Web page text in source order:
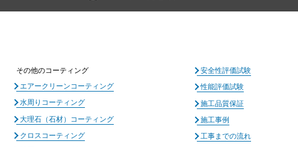
その他のコーティング
エアークリーンコーティング
水周りコーティング
大理石（石材）コーティング
クロスコーティング
安全性評価試験
性能評価試験
施工品質保証
施工事例
工事までの流れ